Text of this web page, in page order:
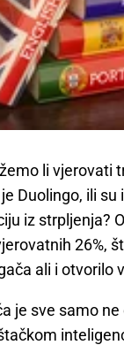
li vjerovati
Duolingo, ili
iz strpljenja?
26%,
ali i otvorilo
je sve samo